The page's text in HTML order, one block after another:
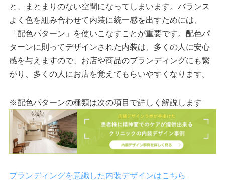
と、まとまりのない空間になってしまいます。バランス
よく色を組み合わせて内装に統一感を出すためには、
「配色パターン」を使いこなすことが重要です。配色パ
ターンに則ってデザインされた内装は、多くの人に安心
感を与えますので、お店や商品のブランディングにも繋
がり、多くの人にお店を覚えてもらいやすくなります。
※配色パターンの種類は次の項目で詳しく解説します
ブランディングを意識した内装デザインはこちら